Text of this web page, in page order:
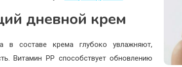
дневной крем
в составе крема глубоко увлажняют,
Витамин PP способствует обновлению